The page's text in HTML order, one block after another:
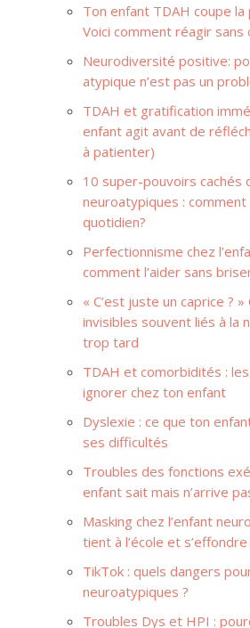
Ton enfant TDAH coupe
Voici comment réagir sans
Neurodiversité positive:
atypique n’est pas un
TDAH et gratification
enfant agit avant de
à patienter)
10 super-pouvoirs cachés
neuroatypiques :
quotidien?
Perfectionnisme chez
comment l’aider sans
« C’est juste un caprice ?
invisibles souvent liés à la
trop tard
TDAH et comorbidités :
ignorer chez ton enfant
Dyslexie : ce que ton
ses difficultés
Troubles des fonctions
enfant sait mais n’arrive
Masking chez l’enfant
tient à l’école et s’effondre
TikTok : quels dangers
neuroatypiques ?
Troubles Dys et HPI :